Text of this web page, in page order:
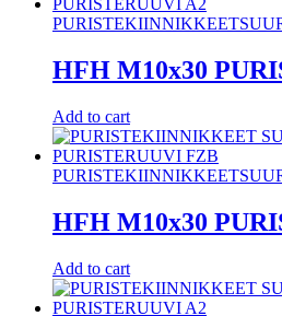
PURISTEKIINNIKKEET
HFH M10x30
Add to cart
PURISTEKIINNIKKEET
HFH M10x30
Add to cart